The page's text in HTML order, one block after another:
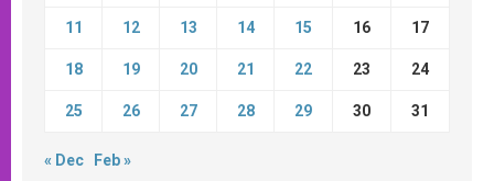
11 12 13 14 15 16 17
18 19 20 21 22 23 24
25 26 27 28 29 30 31
« Dec Feb »